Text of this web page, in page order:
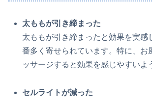
太ももが引き締まった
太ももが引き締まったと効果を実感
番多く寄せられています。特に、お
ッサージすると効果を感じやすいよ
セルライトが減った